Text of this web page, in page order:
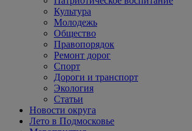
Культура
Молодежь
Общество
Правопорядок
Ремонт дорог
Спорт
Дороги и транспорт
Экология
Статьи
Новости округа
Лето в Подмосковье